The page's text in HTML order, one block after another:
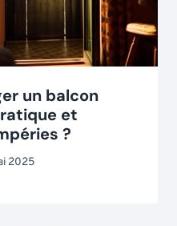
un balcon
et
?
2025